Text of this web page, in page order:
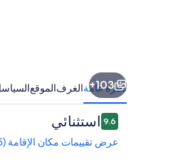
103+
نظرة عامةالغرفالموقع
التقييمات
9.69.6 من 10استثنائي
عرض تقييمات مكان الإقامة (395 تقييماً)